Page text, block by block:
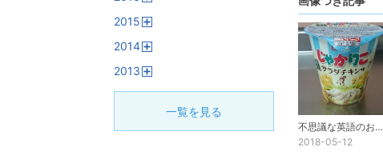
不思議な英語のお菓子
2018-05-12
2015
2014
2013
一覧を見る